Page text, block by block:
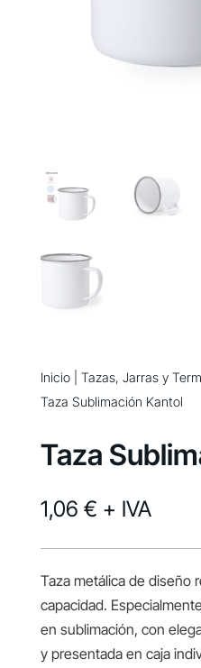
Inicio| Tazas, Jarras y
Taza Sublimación Kantol
Taza
1,06 € + IVA
Taza metálica de diseño
capacidad.
en sublimación, con
y presentada en caja